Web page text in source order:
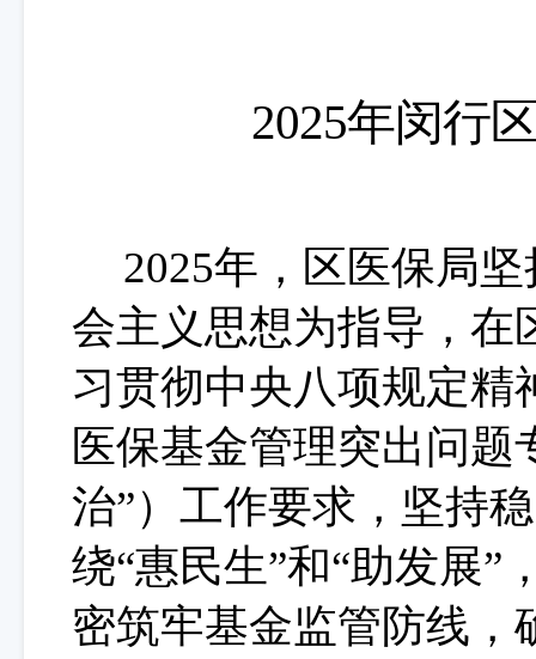
2025年闵行
2025年，区医保局
会主义思想为指导，在
习贯彻中央八项规定精
医保基金管理突出问
治”）工作要求，坚持
绕“惠民生”和“助发展”
密筑牢基金监管防线，